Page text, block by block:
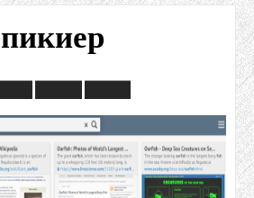
пикиер